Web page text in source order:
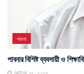
পাবনা
পাবনার বিশিষ্ট ব্যবসায়ী ও
অক্টোবর ২৫, ২০২৫